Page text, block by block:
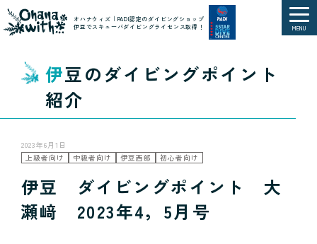
オハナウィズ｜PADI認定のダイビングショップ
伊豆でスキューバダイビングライセンス取得！
MENU
伊豆のダイビングポイント
紹介
2023年6月1日
上級者向け
中級者向け 伊豆西部 初心者向け
伊豆 ダイビングポイント 大
瀬﨑 2023年4，5月号